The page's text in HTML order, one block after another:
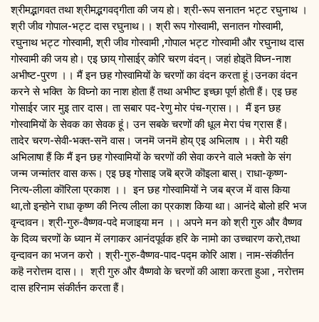
श्रीमद्भागवत तथा श्रीमद्भगवद्गीता की जय हो। श्री-रूप सनातन भट्ट रघुनाथ ।
श्री जीव गोपाल-भट्ट दास रघुनाथ।। श्री रूप गोस्वामी, सनातन गोस्वामी,
रघुनाथ भट्ट गोस्वामी, श्री जीव गोस्वामी ,गोपाल भट्ट गोस्वामी और रघुनाथ दास
गोस्वामी की जय हो। एइ छाय् गोसाईर् कोरि चरण वंदन्। जहां होइतॆ विघ्न-नाश
अभीष्ट-पुरण ।। मैं इन छह गोस्वामियों के चरणों का वंदन करता हूं।उनका वंदन
करने से भक्ति के विघ्नो का नाश होता हैं तथा अभीष्ट इच्छा पूर्ण होती हैं। एइ छह
गोसाईर जार मुइ तार दास। ता सबार पद-रेणु मोर पंच-ग्रास।। मैं इन छह
गोस्वामियों के सेवक का सेवक हूं। उन सबके चरणों की धूल मेरा पंच ग्रास हैं।
तादेर चरण-सेवी-भक्त-सनॆ वास। जनमॆ जनमॆ होय् एइ अभिलाष ।। मेरी यही
अभिलाषा हैं कि मैं इन छह गोस्वामियों के चरणों की सेवा करने वाले भक्तो के संग
जन्म जन्मांतर वास करू। एइ छइ गोसाइ जबॆ ब्रजॆ कॊइला बास्। राधा-कृष्ण-
नित्य-लीला कॊरिला प्रकाश ।। इन छह गोस्वामियों ने जब ब्रज में वास किया
था,तो इन्होने राधा कृष्ण की नित्य लीला का प्रकाश किया था। आनंदे बोलो हरि भज
वृन्दावन। श्री-गुरु-वैष्णव-पदे मजाइया मन ।। अपने मन को श्री गुरु और वैष्णव
के दिव्य चरणों के ध्यान में लगाकर आनंदपूर्वक हरि के नामो का उच्चारण करो,तथा
वृन्दावन का भजन करो । श्री-गुरु-वैष्णव-पाद-पद्म कोरि आश। नाम-संकीर्तन
कहॆ नरोत्तम दास।। श्री गुरु और वैष्णवो के चरणों की आशा करता हुआ , नरोत्तम
दास हरिनाम संकीर्तन करता हैं।